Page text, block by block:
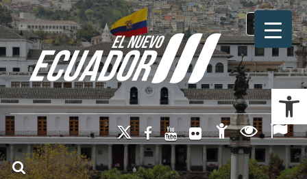
Toggle